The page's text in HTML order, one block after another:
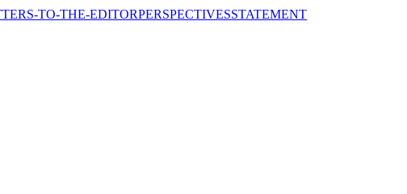
TO-THE-EDITORPERSPECTIVESSTATEMENT